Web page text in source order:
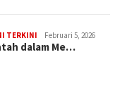
TERKINI Februari 5, 2026
dalam Me…